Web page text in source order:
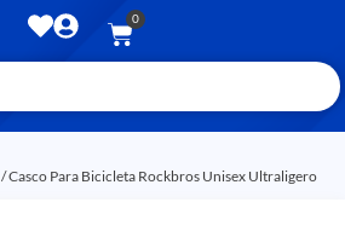
0
/ Casco Para Bicicleta Rockbros Unisex Ultraligero